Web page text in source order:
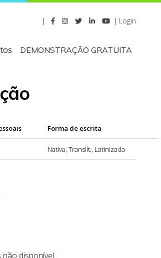
| | Login
DEMONSTRAÇÃO GRATUITA
Forma de escrita
Nativa, Translit., Latinizada
disponível